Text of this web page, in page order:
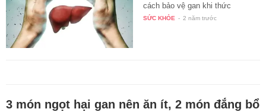
cách bảo vệ gan khi thức
khuya…
SỨC KHỎE - 2 năm trước
3 món ngọt hại gan nên ăn ít, 2 món đắng bổ